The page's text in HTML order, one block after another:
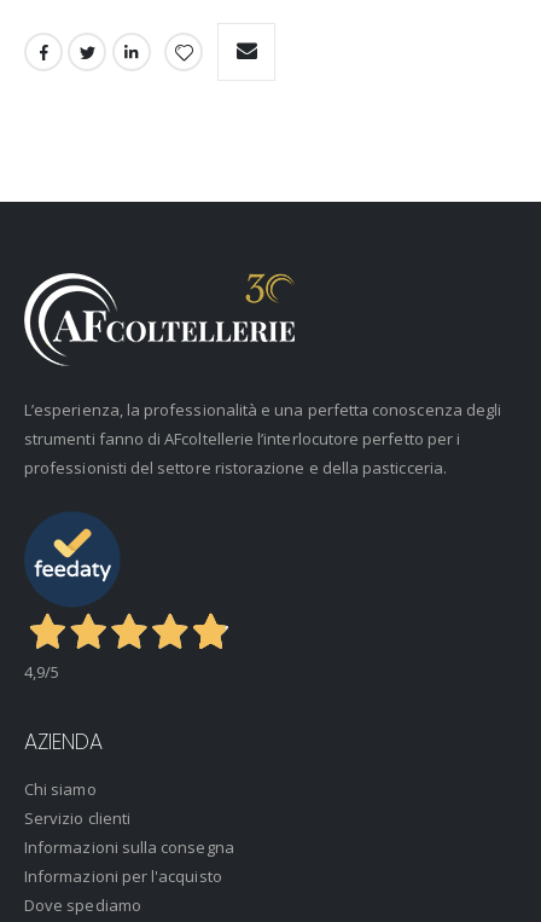
L’esperienza, la professionalità e una perfetta conoscenza degli
strumenti fanno di AFcoltellerie l’interlocutore perfetto per i
professionisti del settore ristorazione e della pasticceria.
4,9/5
AZIENDA
Chi siamo
Servizio clienti
Informazioni sulla consegna
Informazioni per l'acquisto
Dove spediamo